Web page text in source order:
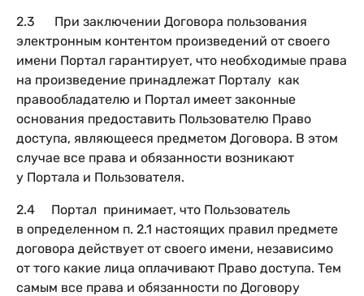
2.3 При заключении Договора пользования
электронным контентом произведений от своего
имени Портал гарантирует, что необходимые права
на произведение принадлежат Порталу как
правообладателю и Портал имеет законные
основания предоставить Пользователю Право
доступа, являющееся предметом Договора. В этом
случае все права и обязанности возникают
у Портала и Пользователя.
2.4 Портал принимает, что Пользователь
в определенном п. 2.1 настоящих правил предмете
договора действует от своего имени, независимо
от того какие лица оплачивают Право доступа. Тем
самым все права и обязанности по Договору